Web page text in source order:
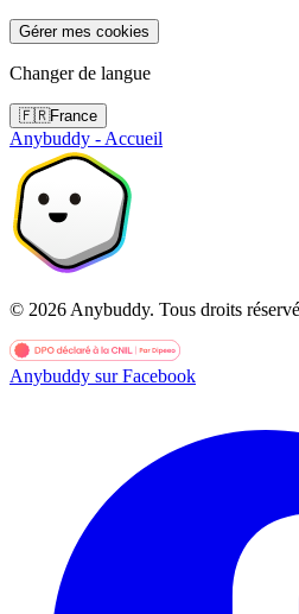
Gérer mes cookies
Changer de langue
🇫🇷France
Anybuddy - Accueil
© 2026 Anybuddy. Tous droits
Anybuddy sur Facebook